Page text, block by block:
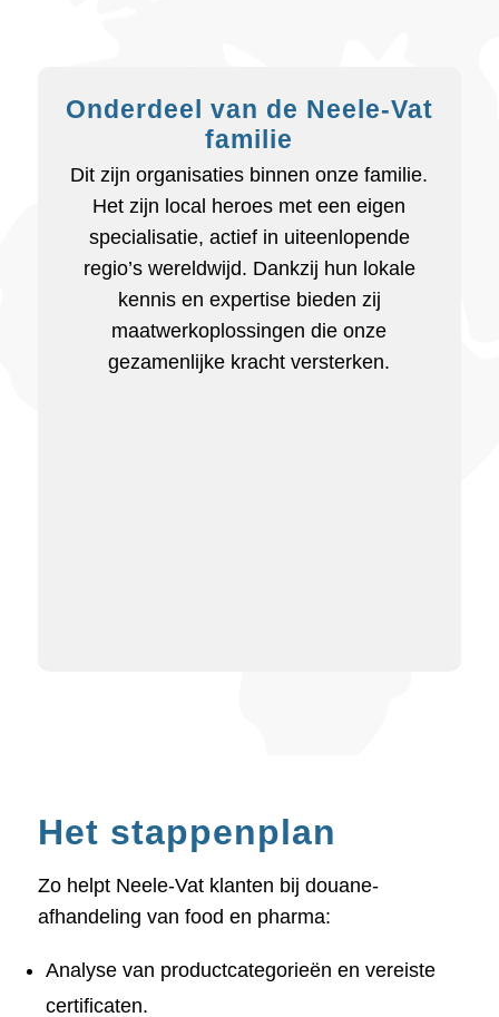
Onderdeel van de Neele-Vat
familie
Dit zijn organisaties binnen onze familie.
Het zijn local heroes met een eigen
specialisatie, actief in uiteenlopende
regio’s wereldwijd. Dankzij hun lokale
kennis en expertise bieden zij
maatwerkoplossingen die onze
gezamenlijke kracht versterken.
Het stappenplan
Zo helpt Neele-Vat klanten bij douane-
afhandeling van food en pharma:
Analyse van productcategorieën en vereiste
certificaten.